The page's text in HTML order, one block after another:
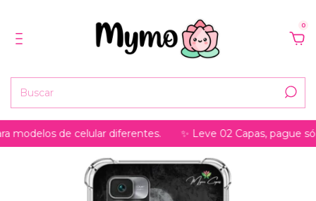
0
de celular diferentes. ✨ Leve 02 Capas, pague só